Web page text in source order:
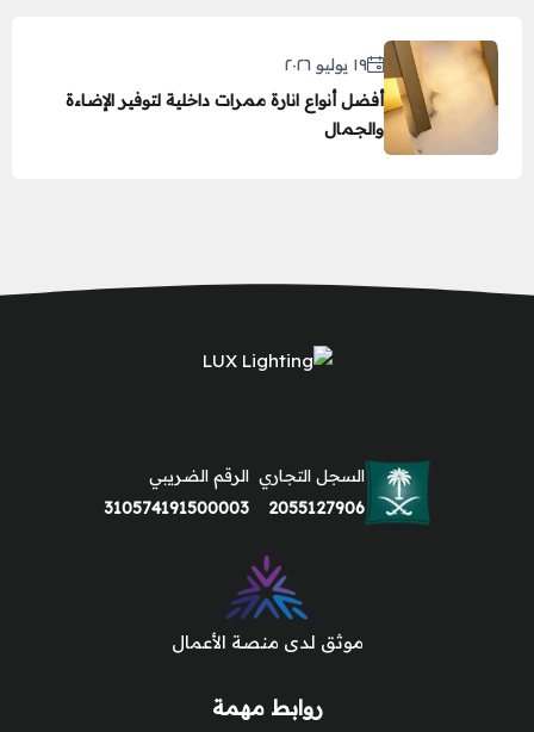
١٩ يوليو ٢٠٢٦
أفضل أنواع انارة ممرات داخلية لتوفير الإضاءة
والجمال
روابط مهمة
السجل التجاري
2055127906
الرقم الضريبي
310574191500003
موثق لدى منصة الأعمال